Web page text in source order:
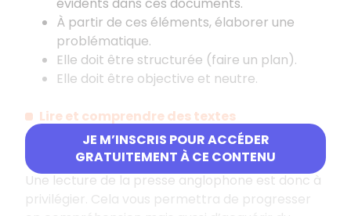
JE M’INSCRIS POUR ACCÉDER
GRATUITEMENT À CE CONTENU
À partir de ces éléments, élaborer une
problématique.
Elle doit être structurée (faire un plan).
Elle doit être objective et neutre.
Lire et comprendre des textes
Les textes que vous serez amenés à lire,
comprendre et analyser sont tirés de la presse.
Une lecture de la presse anglophone est donc à
privilégier. Cela vous permettra de progresser